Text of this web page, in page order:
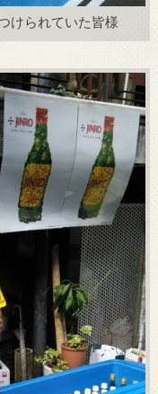
けられていた皆様